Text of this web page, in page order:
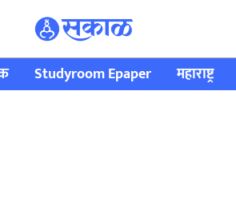
Studyroom Epaper महाराष्ट्र